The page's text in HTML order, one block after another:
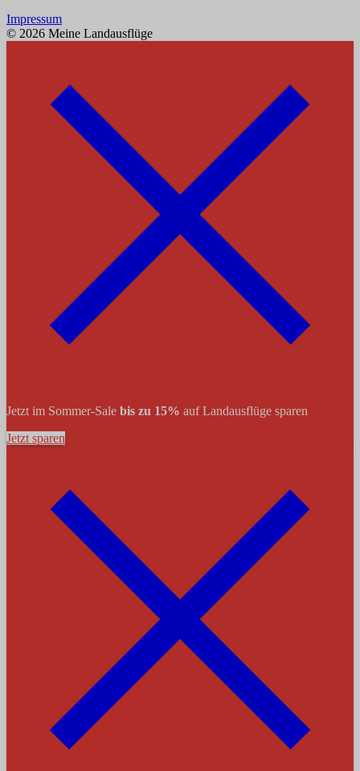
Impressum
© 2026 Meine Landausflüge
Jetzt im Sommer-Sale bis zu 15% auf Landausflüge sparen
Jetzt sparen